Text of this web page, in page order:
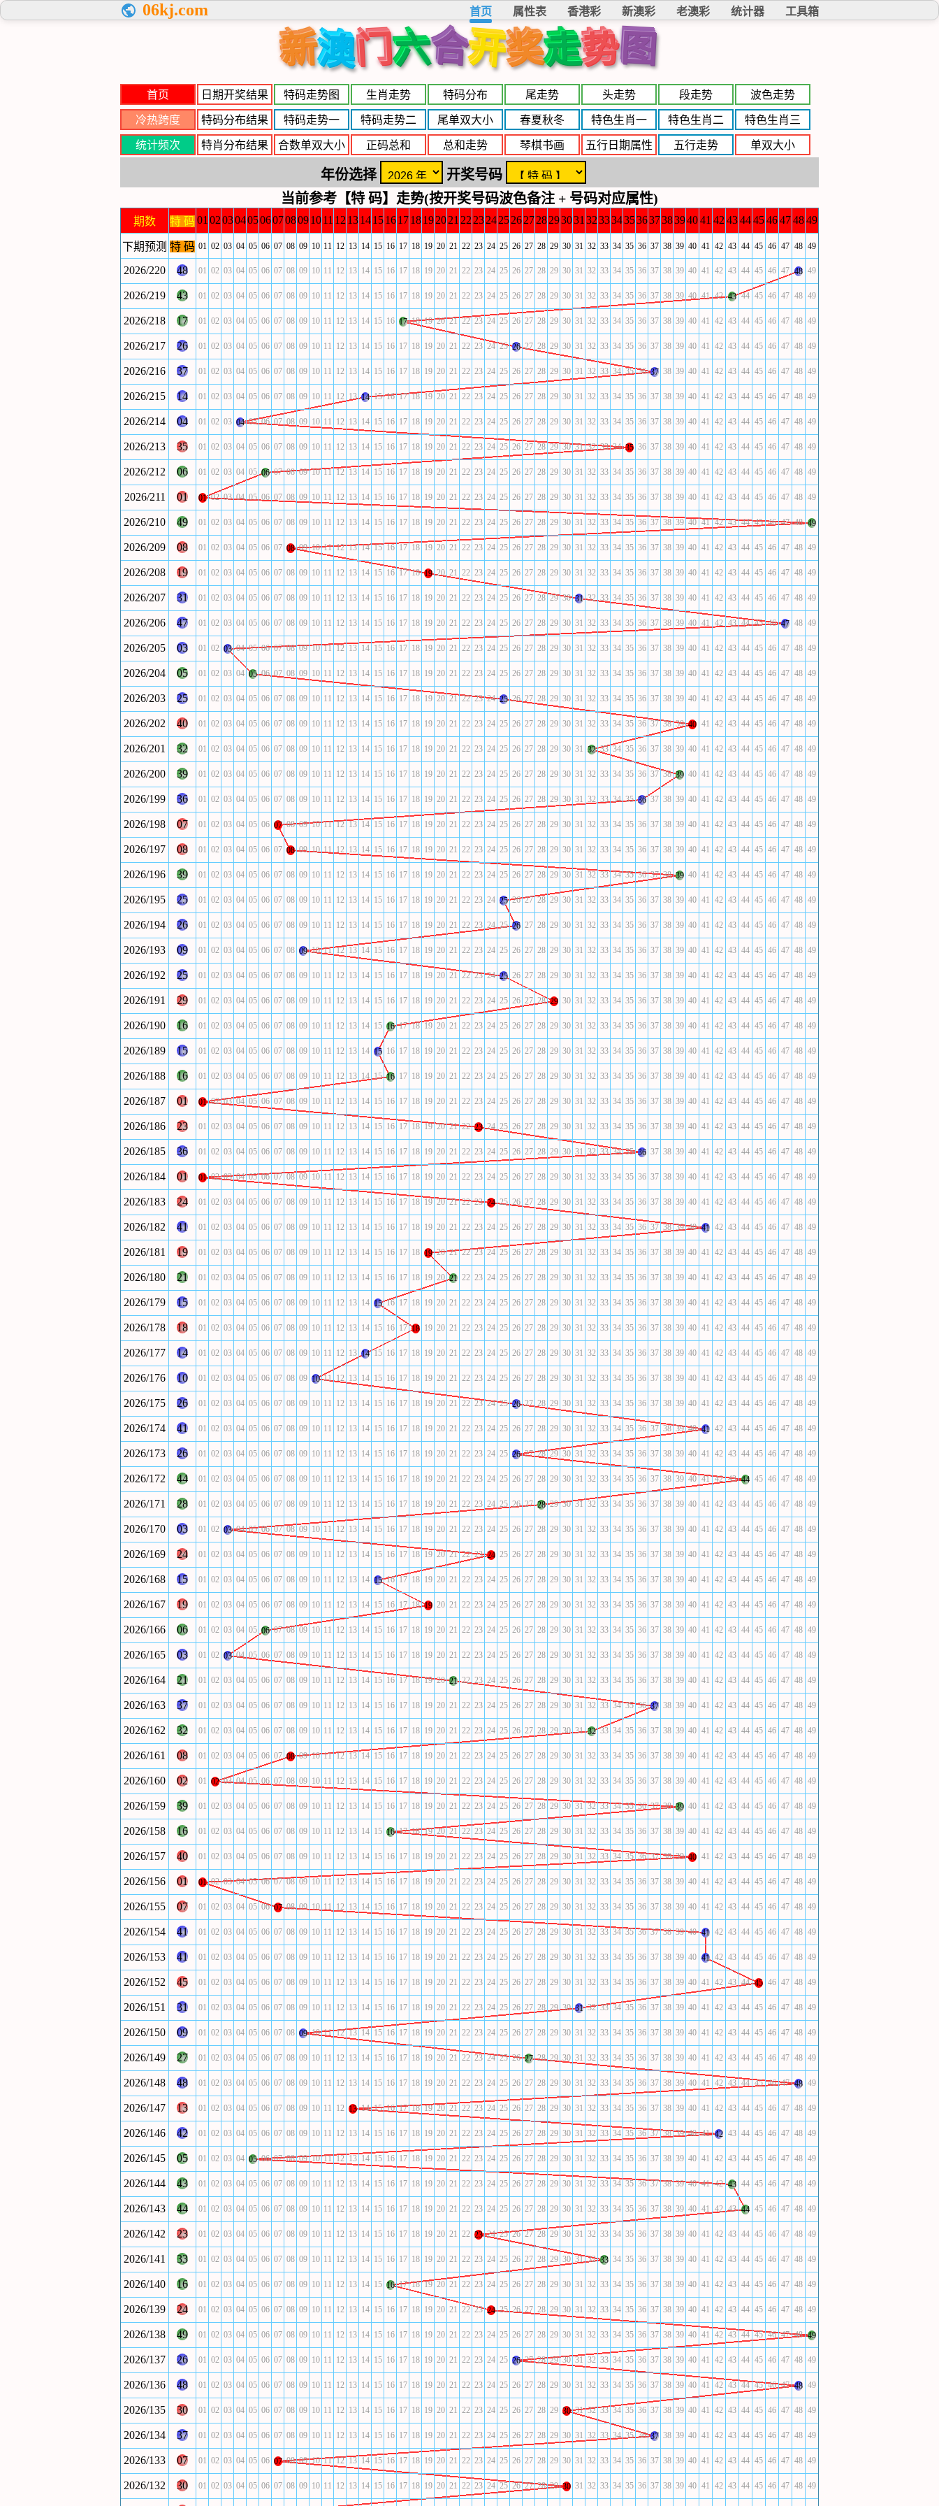
06kj.com 首页 属性表 香港彩 新澳彩 老澳彩 统计器 工具箱
新澳门六合开奖走势图
首页 日期开奖结果 特码走势图 生肖走势 特码分布 尾走势 头走势 段走势 波色走势
冷热跨度 特码分布结果 特码走势一 特码走势二 尾单双大小 春夏秋冬 特色生肖一 特色生肖二 特色生肖三
统计频次 特肖分布结果 合数单双大小 正码总和 总和走势 琴棋书画 五行日期属性 五行走势 单双大小
年份选择
开奖号码
当前参考【特 码】走势(按开奖号码波色备注 + 号码对应属性)
期数 特 码 01 0203040506070809 10 11 12 13 14 15 16 17 18 19 20 21 22 23 24 25 26 27 28 293031 32333435363738394041 42 43444546474849
下期预测 特 码 01 02 03 04 05 06 07 08 09 10 11 12 13 14 15 16 17 18 19 20 21 22 23 24 25 26 27 28 29 30 31 32 33 34 35 36 37 38 39 40 41 42 43 44 45 46 47 48 49
2026/220 48 01 02 03 04 05 06 07 08 09 10 11 12 13 14 15 16 17 18 19 20 21 22 23 24 25 26 27 28 29 30 31 32 33 34 35 36 37 38 39 40 41 42 43 44 45 46 47 48 49
2026/219 43 01 02 03 04 05 06 07 08 09 10 11 12 13 14 15 16 17 18 19 20 21 22 23 24 25 26 27 28 29 30 31 32 33 34 35 36 37 38 39 40 41 42 43 44 45 46 47 48 49
2026/218 17 01 02 03 04 05 06 07 08 09 10 11 12 13 14 15 16 17 18 19 20 21 22 23 24 25 26 27 28 29 30 31 32 33 34 35 36 37 38 39 40 41 42 43 44 45 46 47 48 49
2026/217 26 01 02 03 04 05 06 07 08 09 10 11 12 13 14 15 16 17 18 19 20 21 22 23 24 25 26 27 28 29 30 31 32 33 34 35 36 37 38 39 40 41 42 43 44 45 46 47 48 49
2026/216 37 01 02 03 04 05 06 07 08 09 10 11 12 13 14 15 16 17 18 19 20 21 22 23 24 25 26 27 28 29 30 31 32 33 34 35 36 37 38 39 40 41 42 43 44 45 46 47 48 49
2026/215 14 01 02 03 04 05 06 07 08 09 10 11 12 13 14 15 16 17 18 19 20 21 22 23 24 25 26 27 28 29 30 31 32 33 34 35 36 37 38 39 40 41 42 43 44 45 46 47 48 49
2026/214 04 01 02 03 04 05 06 07 08 09 10 11 12 13 14 15 16 17 18 19 20 21 22 23 24 25 26 27 28 29 30 31 32 33 34 35 36 37 38 39 40 41 42 43 44 45 46 47 48 49
2026/213 35 01 02 03 04 05 06 07 08 09 10 11 12 13 14 15 16 17 18 19 20 21 22 23 24 25 26 27 28 29 30 31 32 33 34 35 36 37 38 39 40 41 42 43 44 45 46 47 48 49
2026/212 06 01 02 03 04 05 06 07 08 09 10 11 12 13 14 15 16 17 18 19 20 21 22 23 24 25 26 27 28 29 30 31 32 33 34 35 36 37 38 39 40 41 42 43 44 45 46 47 48 49
2026/211 01 01 02 03 04 05 06 07 08 09 10 11 12 13 14 15 16 17 18 19 20 21 22 23 24 25 26 27 28 29 30 31 32 33 34 35 36 37 38 39 40 41 42 43 44 45 46 47 48 49
2026/210 49 01 02 03 04 05 06 07 08 09 10 11 12 13 14 15 16 17 18 19 20 21 22 23 24 25 26 27 28 29 30 31 32 33 34 35 36 37 38 39 40 41 42 43 44 45 46 47 48 49
2026/209 08 01 02 03 04 05 06 07 08 09 10 11 12 13 14 15 16 17 18 19 20 21 22 23 24 25 26 27 28 29 30 31 32 33 34 35 36 37 38 39 40 41 42 43 44 45 46 47 48 49
2026/208 19 01 02 03 04 05 06 07 08 09 10 11 12 13 14 15 16 17 18 19 20 21 22 23 24 25 26 27 28 29 30 31 32 33 34 35 36 37 38 39 40 41 42 43 44 45 46 47 48 49
2026/207 31 01 02 03 04 05 06 07 08 09 10 11 12 13 14 15 16 17 18 19 20 21 22 23 24 25 26 27 28 29 30 31 32 33 34 35 36 37 38 39 40 41 42 43 44 45 46 47 48 49
2026/206 47 01 02 03 04 05 06 07 08 09 10 11 12 13 14 15 16 17 18 19 20 21 22 23 24 25 26 27 28 29 30 31 32 33 34 35 36 37 38 39 40 41 42 43 44 45 46 47 48 49
2026/205 03 01 02 03 04 05 06 07 08 09 10 11 12 13 14 15 16 17 18 19 20 21 22 23 24 25 26 27 28 29 30 31 32 33 34 35 36 37 38 39 40 41 42 43 44 45 46 47 48 49
2026/204 05 01 02 03 04 05 06 07 08 09 10 11 12 13 14 15 16 17 18 19 20 21 22 23 24 25 26 27 28 29 30 31 32 33 34 35 36 37 38 39 40 41 42 43 44 45 46 47 48 49
2026/203 25 01 02 03 04 05 06 07 08 09 10 11 12 13 14 15 16 17 18 19 20 21 22 23 24 25 26 27 28 29 30 31 32 33 34 35 36 37 38 39 40 41 42 43 44 45 46 47 48 49
2026/202 40 01 02 03 04 05 06 07 08 09 10 11 12 13 14 15 16 17 18 19 20 21 22 23 24 25 26 27 28 29 30 31 32 33 34 35 36 37 38 39 40 41 42 43 44 45 46 47 48 49
2026/201 32 01 02 03 04 05 06 07 08 09 10 11 12 13 14 15 16 17 18 19 20 21 22 23 24 25 26 27 28 29 30 31 32 33 34 35 36 37 38 39 40 41 42 43 44 45 46 47 48 49
2026/200 39 01 02 03 04 05 06 07 08 09 10 11 12 13 14 15 16 17 18 19 20 21 22 23 24 25 26 27 28 29 30 31 32 33 34 35 36 37 38 39 40 41 42 43 44 45 46 47 48 49
2026/199 36 01 02 03 04 05 06 07 08 09 10 11 12 13 14 15 16 17 18 19 20 21 22 23 24 25 26 27 28 29 30 31 32 33 34 35 36 37 38 39 40 41 42 43 44 45 46 47 48 49
2026/198 07 01 02 03 04 05 06 07 08 09 10 11 12 13 14 15 16 17 18 19 20 21 22 23 24 25 26 27 28 29 30 31 32 33 34 35 36 37 38 39 40 41 42 43 44 45 46 47 48 49
2026/197 08 01 02 03 04 05 06 07 08 09 10 11 12 13 14 15 16 17 18 19 20 21 22 23 24 25 26 27 28 29 30 31 32 33 34 35 36 37 38 39 40 41 42 43 44 45 46 47 48 49
2026/196 39 01 02 03 04 05 06 07 08 09 10 11 12 13 14 15 16 17 18 19 20 21 22 23 24 25 26 27 28 29 30 31 32 33 34 35 36 37 38 39 40 41 42 43 44 45 46 47 48 49
2026/195 25 01 02 03 04 05 06 07 08 09 10 11 12 13 14 15 16 17 18 19 20 21 22 23 24 25 26 27 28 29 30 31 32 33 34 35 36 37 38 39 40 41 42 43 44 45 46 47 48 49
2026/194 26 01 02 03 04 05 06 07 08 09 10 11 12 13 14 15 16 17 18 19 20 21 22 23 24 25 26 27 28 29 30 31 32 33 34 35 36 37 38 39 40 41 42 43 44 45 46 47 48 49
2026/193 09 01 02 03 04 05 06 07 08 09 10 11 12 13 14 15 16 17 18 19 20 21 22 23 24 25 26 27 28 29 30 31 32 33 34 35 36 37 38 39 40 41 42 43 44 45 46 47 48 49
2026/192 25 01 02 03 04 05 06 07 08 09 10 11 12 13 14 15 16 17 18 19 20 21 22 23 24 25 26 27 28 29 30 31 32 33 34 35 36 37 38 39 40 41 42 43 44 45 46 47 48 49
2026/191 29 01 02 03 04 05 06 07 08 09 10 11 12 13 14 15 16 17 18 19 20 21 22 23 24 25 26 27 28 29 30 31 32 33 34 35 36 37 38 39 40 41 42 43 44 45 46 47 48 49
2026/190 16 01 02 03 04 05 06 07 08 09 10 11 12 13 14 15 16 17 18 19 20 21 22 23 24 25 26 27 28 29 30 31 32 33 34 35 36 37 38 39 40 41 42 43 44 45 46 47 48 49
2026/189 15 01 02 03 04 05 06 07 08 09 10 11 12 13 14 15 16 17 18 19 20 21 22 23 24 25 26 27 28 29 30 31 32 33 34 35 36 37 38 39 40 41 42 43 44 45 46 47 48 49
2026/188 16 01 02 03 04 05 06 07 08 09 10 11 12 13 14 15 16 17 18 19 20 21 22 23 24 25 26 27 28 29 30 31 32 33 34 35 36 37 38 39 40 41 42 43 44 45 46 47 48 49
2026/187 01 01 02 03 04 05 06 07 08 09 10 11 12 13 14 15 16 17 18 19 20 21 22 23 24 25 26 27 28 29 30 31 32 33 34 35 36 37 38 39 40 41 42 43 44 45 46 47 48 49
2026/186 23 01 02 03 04 05 06 07 08 09 10 11 12 13 14 15 16 17 18 19 20 21 22 23 24 25 26 27 28 29 30 31 32 33 34 35 36 37 38 39 40 41 42 43 44 45 46 47 48 49
2026/185 36 01 02 03 04 05 06 07 08 09 10 11 12 13 14 15 16 17 18 19 20 21 22 23 24 25 26 27 28 29 30 31 32 33 34 35 36 37 38 39 40 41 42 43 44 45 46 47 48 49
2026/184 01 01 02 03 04 05 06 07 08 09 10 11 12 13 14 15 16 17 18 19 20 21 22 23 24 25 26 27 28 29 30 31 32 33 34 35 36 37 38 39 40 41 42 43 44 45 46 47 48 49
2026/183 24 01 02 03 04 05 06 07 08 09 10 11 12 13 14 15 16 17 18 19 20 21 22 23 24 25 26 27 28 29 30 31 32 33 34 35 36 37 38 39 40 41 42 43 44 45 46 47 48 49
2026/182 41 01 02 03 04 05 06 07 08 09 10 11 12 13 14 15 16 17 18 19 20 21 22 23 24 25 26 27 28 29 30 31 32 33 34 35 36 37 38 39 40 41 42 43 44 45 46 47 48 49
2026/181 19 01 02 03 04 05 06 07 08 09 10 11 12 13 14 15 16 17 18 19 20 21 22 23 24 25 26 27 28 29 30 31 32 33 34 35 36 37 38 39 40 41 42 43 44 45 46 47 48 49
2026/180 21 01 02 03 04 05 06 07 08 09 10 11 12 13 14 15 16 17 18 19 20 21 22 23 24 25 26 27 28 29 30 31 32 33 34 35 36 37 38 39 40 41 42 43 44 45 46 47 48 49
2026/179 15 01 02 03 04 05 06 07 08 09 10 11 12 13 14 15 16 17 18 19 20 21 22 23 24 25 26 27 28 29 30 31 32 33 34 35 36 37 38 39 40 41 42 43 44 45 46 47 48 49
2026/178 18 01 02 03 04 05 06 07 08 09 10 11 12 13 14 15 16 17 18 19 20 21 22 23 24 25 26 27 28 29 30 31 32 33 34 35 36 37 38 39 40 41 42 43 44 45 46 47 48 49
2026/177 14 01 02 03 04 05 06 07 08 09 10 11 12 13 14 15 16 17 18 19 20 21 22 23 24 25 26 27 28 29 30 31 32 33 34 35 36 37 38 39 40 41 42 43 44 45 46 47 48 49
2026/176 10 01 02 03 04 05 06 07 08 09 10 11 12 13 14 15 16 17 18 19 20 21 22 23 24 25 26 27 28 29 30 31 32 33 34 35 36 37 38 39 40 41 42 43 44 45 46 47 48 49
2026/175 26 01 02 03 04 05 06 07 08 09 10 11 12 13 14 15 16 17 18 19 20 21 22 23 24 25 26 27 28 29 30 31 32 33 34 35 36 37 38 39 40 41 42 43 44 45 46 47 48 49
2026/174 41 01 02 03 04 05 06 07 08 09 10 11 12 13 14 15 16 17 18 19 20 21 22 23 24 25 26 27 28 29 30 31 32 33 34 35 36 37 38 39 40 41 42 43 44 45 46 47 48 49
2026/173 26 01 02 03 04 05 06 07 08 09 10 11 12 13 14 15 16 17 18 19 20 21 22 23 24 25 26 27 28 29 30 31 32 33 34 35 36 37 38 39 40 41 42 43 44 45 46 47 48 49
2026/172 44 01 02 03 04 05 06 07 08 09 10 11 12 13 14 15 16 17 18 19 20 21 22 23 24 25 26 27 28 29 30 31 32 33 34 35 36 37 38 39 40 41 42 43 44 45 46 47 48 49
2026/171 28 01 02 03 04 05 06 07 08 09 10 11 12 13 14 15 16 17 18 19 20 21 22 23 24 25 26 27 28 29 30 31 32 33 34 35 36 37 38 39 40 41 42 43 44 45 46 47 48 49
2026/170 03 01 02 03 04 05 06 07 08 09 10 11 12 13 14 15 16 17 18 19 20 21 22 23 24 25 26 27 28 29 30 31 32 33 34 35 36 37 38 39 40 41 42 43 44 45 46 47 48 49
2026/169 24 01 02 03 04 05 06 07 08 09 10 11 12 13 14 15 16 17 18 19 20 21 22 23 24 25 26 27 28 29 30 31 32 33 34 35 36 37 38 39 40 41 42 43 44 45 46 47 48 49
2026/168 15 01 02 03 04 05 06 07 08 09 10 11 12 13 14 15 16 17 18 19 20 21 22 23 24 25 26 27 28 29 30 31 32 33 34 35 36 37 38 39 40 41 42 43 44 45 46 47 48 49
2026/167 19 01 02 03 04 05 06 07 08 09 10 11 12 13 14 15 16 17 18 19 20 21 22 23 24 25 26 27 28 29 30 31 32 33 34 35 36 37 38 39 40 41 42 43 44 45 46 47 48 49
2026/166 06 01 02 03 04 05 06 07 08 09 10 11 12 13 14 15 16 17 18 19 20 21 22 23 24 25 26 27 28 29 30 31 32 33 34 35 36 37 38 39 40 41 42 43 44 45 46 47 48 49
2026/165 03 01 02 03 04 05 06 07 08 09 10 11 12 13 14 15 16 17 18 19 20 21 22 23 24 25 26 27 28 29 30 31 32 33 34 35 36 37 38 39 40 41 42 43 44 45 46 47 48 49
2026/164 21 01 02 03 04 05 06 07 08 09 10 11 12 13 14 15 16 17 18 19 20 21 22 23 24 25 26 27 28 29 30 31 32 33 34 35 36 37 38 39 40 41 42 43 44 45 46 47 48 49
2026/163 37 01 02 03 04 05 06 07 08 09 10 11 12 13 14 15 16 17 18 19 20 21 22 23 24 25 26 27 28 29 30 31 32 33 34 35 36 37 38 39 40 41 42 43 44 45 46 47 48 49
2026/162 32 01 02 03 04 05 06 07 08 09 10 11 12 13 14 15 16 17 18 19 20 21 22 23 24 25 26 27 28 29 30 31 32 33 34 35 36 37 38 39 40 41 42 43 44 45 46 47 48 49
2026/161 08 01 02 03 04 05 06 07 08 09 10 11 12 13 14 15 16 17 18 19 20 21 22 23 24 25 26 27 28 29 30 31 32 33 34 35 36 37 38 39 40 41 42 43 44 45 46 47 48 49
2026/160 02 01 02 03 04 05 06 07 08 09 10 11 12 13 14 15 16 17 18 19 20 21 22 23 24 25 26 27 28 29 30 31 32 33 34 35 36 37 38 39 40 41 42 43 44 45 46 47 48 49
2026/159 39 01 02 03 04 05 06 07 08 09 10 11 12 13 14 15 16 17 18 19 20 21 22 23 24 25 26 27 28 29 30 31 32 33 34 35 36 37 38 39 40 41 42 43 44 45 46 47 48 49
2026/158 16 01 02 03 04 05 06 07 08 09 10 11 12 13 14 15 16 17 18 19 20 21 22 23 24 25 26 27 28 29 30 31 32 33 34 35 36 37 38 39 40 41 42 43 44 45 46 47 48 49
2026/157 40 01 02 03 04 05 06 07 08 09 10 11 12 13 14 15 16 17 18 19 20 21 22 23 24 25 26 27 28 29 30 31 32 33 34 35 36 37 38 39 40 41 42 43 44 45 46 47 48 49
2026/156 01 01 02 03 04 05 06 07 08 09 10 11 12 13 14 15 16 17 18 19 20 21 22 23 24 25 26 27 28 29 30 31 32 33 34 35 36 37 38 39 40 41 42 43 44 45 46 47 48 49
2026/155 07 01 02 03 04 05 06 07 08 09 10 11 12 13 14 15 16 17 18 19 20 21 22 23 24 25 26 27 28 29 30 31 32 33 34 35 36 37 38 39 40 41 42 43 44 45 46 47 48 49
2026/154 41 01 02 03 04 05 06 07 08 09 10 11 12 13 14 15 16 17 18 19 20 21 22 23 24 25 26 27 28 29 30 31 32 33 34 35 36 37 38 39 40 41 42 43 44 45 46 47 48 49
2026/153 41 01 02 03 04 05 06 07 08 09 10 11 12 13 14 15 16 17 18 19 20 21 22 23 24 25 26 27 28 29 30 31 32 33 34 35 36 37 38 39 40 41 42 43 44 45 46 47 48 49
2026/152 45 01 02 03 04 05 06 07 08 09 10 11 12 13 14 15 16 17 18 19 20 21 22 23 24 25 26 27 28 29 30 31 32 33 34 35 36 37 38 39 40 41 42 43 44 45 46 47 48 49
2026/151 31 01 02 03 04 05 06 07 08 09 10 11 12 13 14 15 16 17 18 19 20 21 22 23 24 25 26 27 28 29 30 31 32 33 34 35 36 37 38 39 40 41 42 43 44 45 46 47 48 49
2026/150 09 01 02 03 04 05 06 07 08 09 10 11 12 13 14 15 16 17 18 19 20 21 22 23 24 25 26 27 28 29 30 31 32 33 34 35 36 37 38 39 40 41 42 43 44 45 46 47 48 49
2026/149 27 01 02 03 04 05 06 07 08 09 10 11 12 13 14 15 16 17 18 19 20 21 22 23 24 25 26 27 28 29 30 31 32 33 34 35 36 37 38 39 40 41 42 43 44 45 46 47 48 49
2026/148 48 01 02 03 04 05 06 07 08 09 10 11 12 13 14 15 16 17 18 19 20 21 22 23 24 25 26 27 28 29 30 31 32 33 34 35 36 37 38 39 40 41 42 43 44 45 46 47 48 49
2026/147 13 01 02 03 04 05 06 07 08 09 10 11 12 13 14 15 16 17 18 19 20 21 22 23 24 25 26 27 28 29 30 31 32 33 34 35 36 37 38 39 40 41 42 43 44 45 46 47 48 49
2026/146 42 01 02 03 04 05 06 07 08 09 10 11 12 13 14 15 16 17 18 19 20 21 22 23 24 25 26 27 28 29 30 31 32 33 34 35 36 37 38 39 40 41 42 43 44 45 46 47 48 49
2026/145 05 01 02 03 04 05 06 07 08 09 10 11 12 13 14 15 16 17 18 19 20 21 22 23 24 25 26 27 28 29 30 31 32 33 34 35 36 37 38 39 40 41 42 43 44 45 46 47 48 49
2026/144 43 01 02 03 04 05 06 07 08 09 10 11 12 13 14 15 16 17 18 19 20 21 22 23 24 25 26 27 28 29 30 31 32 33 34 35 36 37 38 39 40 41 42 43 44 45 46 47 48 49
2026/143 44 01 02 03 04 05 06 07 08 09 10 11 12 13 14 15 16 17 18 19 20 21 22 23 24 25 26 27 28 29 30 31 32 33 34 35 36 37 38 39 40 41 42 43 44 45 46 47 48 49
2026/142 23 01 02 03 04 05 06 07 08 09 10 11 12 13 14 15 16 17 18 19 20 21 22 23 24 25 26 27 28 29 30 31 32 33 34 35 36 37 38 39 40 41 42 43 44 45 46 47 48 49
2026/141 33 01 02 03 04 05 06 07 08 09 10 11 12 13 14 15 16 17 18 19 20 21 22 23 24 25 26 27 28 29 30 31 32 33 34 35 36 37 38 39 40 41 42 43 44 45 46 47 48 49
2026/140 16 01 02 03 04 05 06 07 08 09 10 11 12 13 14 15 16 17 18 19 20 21 22 23 24 25 26 27 28 29 30 31 32 33 34 35 36 37 38 39 40 41 42 43 44 45 46 47 48 49
2026/139 24 01 02 03 04 05 06 07 08 09 10 11 12 13 14 15 16 17 18 19 20 21 22 23 24 25 26 27 28 29 30 31 32 33 34 35 36 37 38 39 40 41 42 43 44 45 46 47 48 49
2026/138 49 01 02 03 04 05 06 07 08 09 10 11 12 13 14 15 16 17 18 19 20 21 22 23 24 25 26 27 28 29 30 31 32 33 34 35 36 37 38 39 40 41 42 43 44 45 46 47 48 49
2026/137 26 01 02 03 04 05 06 07 08 09 10 11 12 13 14 15 16 17 18 19 20 21 22 23 24 25 26 27 28 29 30 31 32 33 34 35 36 37 38 39 40 41 42 43 44 45 46 47 48 49
2026/136 48 01 02 03 04 05 06 07 08 09 10 11 12 13 14 15 16 17 18 19 20 21 22 23 24 25 26 27 28 29 30 31 32 33 34 35 36 37 38 39 40 41 42 43 44 45 46 47 48 49
2026/135 30 01 02 03 04 05 06 07 08 09 10 11 12 13 14 15 16 17 18 19 20 21 22 23 24 25 26 27 28 29 30 31 32 33 34 35 36 37 38 39 40 41 42 43 44 45 46 47 48 49
2026/134 37 01 02 03 04 05 06 07 08 09 10 11 12 13 14 15 16 17 18 19 20 21 22 23 24 25 26 27 28 29 30 31 32 33 34 35 36 37 38 39 40 41 42 43 44 45 46 47 48 49
2026/133 07 01 02 03 04 05 06 07 08 09 10 11 12 13 14 15 16 17 18 19 20 21 22 23 24 25 26 27 28 29 30 31 32 33 34 35 36 37 38 39 40 41 42 43 44 45 46 47 48 49
2026/132 30 01 02 03 04 05 06 07 08 09 10 11 12 13 14 15 16 17 18 19 20 21 22 23 24 25 26 27 28 29 30 31 32 33 34 35 36 37 38 39 40 41 42 43 44 45 46 47 48 49